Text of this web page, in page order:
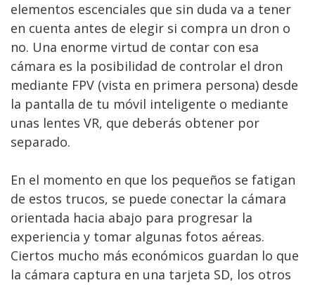
elementos escenciales que sin duda va a tener
en cuenta antes de elegir si compra un dron o
no. Una enorme virtud de contar con esa
cámara es la posibilidad de controlar el dron
mediante FPV (vista en primera persona) desde
la pantalla de tu móvil inteligente o mediante
unas lentes VR, que deberás obtener por
separado.
En el momento en que los pequeños se fatigan
de estos trucos, se puede conectar la cámara
orientada hacia abajo para progresar la
experiencia y tomar algunas fotos aéreas.
Ciertos mucho más económicos guardan lo que
la cámara captura en una tarjeta SD, los otros